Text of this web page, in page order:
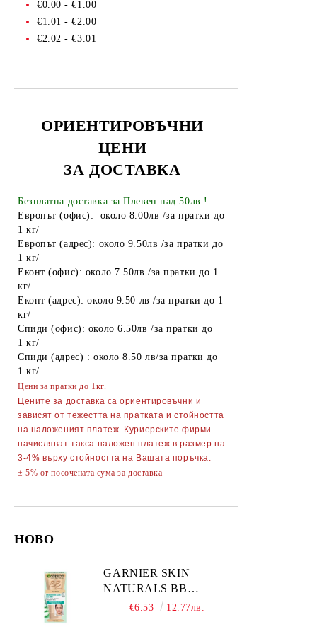
€0.00 - €1.00
€1.01 - €2.00
€2.02 - €3.01
ОРИЕНТИРОВЪЧНИ
ЦЕНИ
ЗА ДОСТАВКА
Безплатна доставка за Плевен над 50лв.!
Европът (офис): около 8.00лв /за пратки до
1 кг/
Европът (адрес): около 9.50лв /за пратки до
1 кг/
Еконт (офис): около 7.50лв /за пратки до 1
кг/
Еконт (адрес): около 9.50 лв /за пратки до 1
кг/
Спиди (офис): около 6.50лв /за пратки до
1 кг/
Спиди (адрес) : около 8.50 лв/за пратки до
1 кг/
Цени за пратки до 1кг.
Цените за доставка са ориентировъчни и
зависят от тежестта на пратката и стойността
на наложеният платеж. Куриерските фирми
начисляват такса наложен платеж в размер на
3-4% върху стойността на Вашата поръчка.
± 5% от посочената сума за доставка
НОВО
GARNIER SKIN
NATURALS BB
CLASSIC SPF15
€6.53 12.77лв.